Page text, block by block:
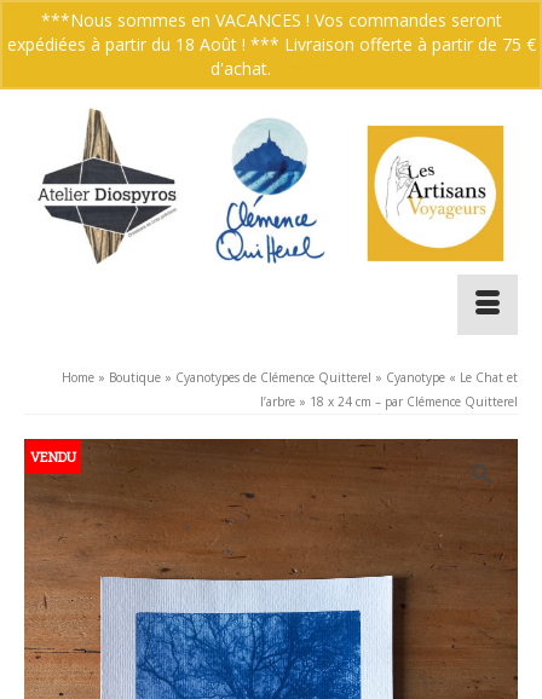
Votre panier 0.00€
Home » Boutique » Cyanotypes de Clémence Quitterel » Cyanotype « Le Chat et
l’arbre » 18 x 24 cm – par Clémence Quitterel
VENDU
***Nous sommes en VACANCES ! Vos commandes seront
expédiées à partir du 18 Août ! *** Livraison offerte à partir de 75 €
d'achat.